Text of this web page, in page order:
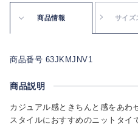
商品情報 サイズ
商品番号 63JKMJNV1
商品説明
カジュアル感ときちんと感をあわ
スタイルにおすすめのニットタイ